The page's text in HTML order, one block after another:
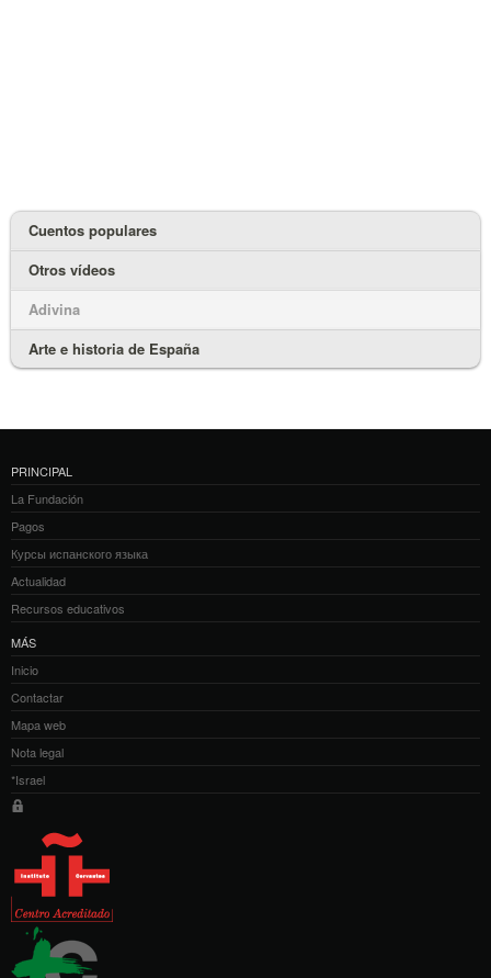
Cuentos populares
Otros vídeos
Adivina
Arte e historia de España
PRINCIPAL
La Fundación
Pagos
Курсы испанского языка
Actualidad
Recursos educativos
MÁS
Inicio
Contactar
Mapa web
Nota legal
*Israel